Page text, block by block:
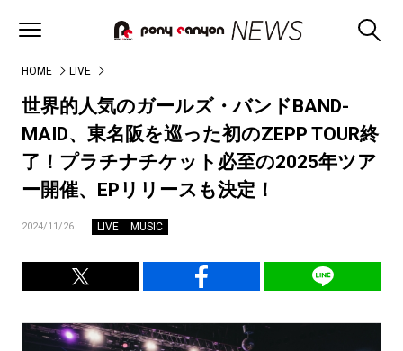
HOME LIVE
世界的人気のガールズ・バンドBAND-
MAID、東名阪を巡った初のZEPP TOUR終
了！プラチナチケット必至の2025年ツア
ー開催、EPリリースも決定！
2024/11/26 LIVE MUSIC